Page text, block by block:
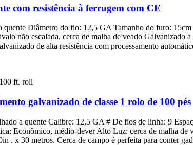
com resistência à ferrugem com CE
Diâmetro do fio: 12,5 GA Tamanho do furo:
não escalada, cerca de malha de veado Galvanizado
de alta resistência com processamento
galvanizado de classe 1 rolo de 100 pés
a quente Calibre: 12,5 GA # De fios de linha: 9
Econômico, médio-dever Alto Luz: cerca de malha de
x 30 metros. Cerca de campo é perfeita para conter